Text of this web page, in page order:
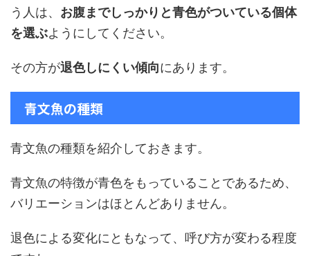
う人は、 お腹までしっかりと青色がついている個体
を選ぶようにしてください。
その方が退色しにくい傾向にあります。
青文魚の種類
青文魚の種類を紹介しておきます。
青文魚の特徴が青色をもっていることであるため、
バリエーションはほとんどありません。
退色による変化にともなって、呼び方が変わる程度